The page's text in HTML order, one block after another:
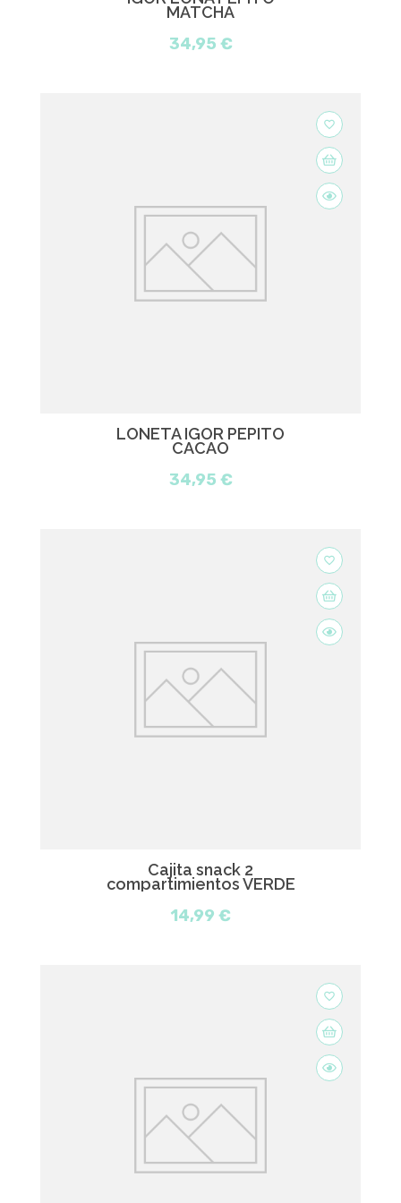
MATCHA
34,95 €
favorite_border
LONETA IGOR PEPITO
CACAO
34,95 €
favorite_border
Cajita snack 2
compartimientos VERDE
14,99 €
favorite_border